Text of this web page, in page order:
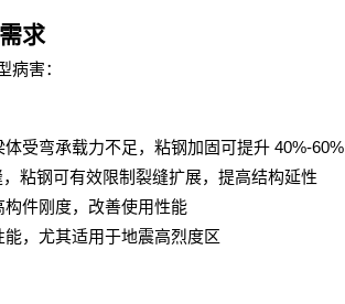
求
病害：
受弯承载力不足，粘钢加固可提升 40%-60%
粘钢可有效限制裂缝扩展，提高结构延性
件刚度，改善使用性能
，尤其适用于地震高烈度区